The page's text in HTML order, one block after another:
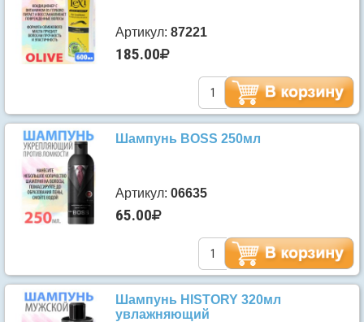
Артикул: 87221
185.00
Шампунь BOSS 250мл
Артикул: 06635
65.00
Шампунь HISTORY 320мл
увлажняющий